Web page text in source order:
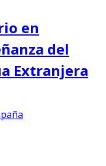
en
del
Extranjera